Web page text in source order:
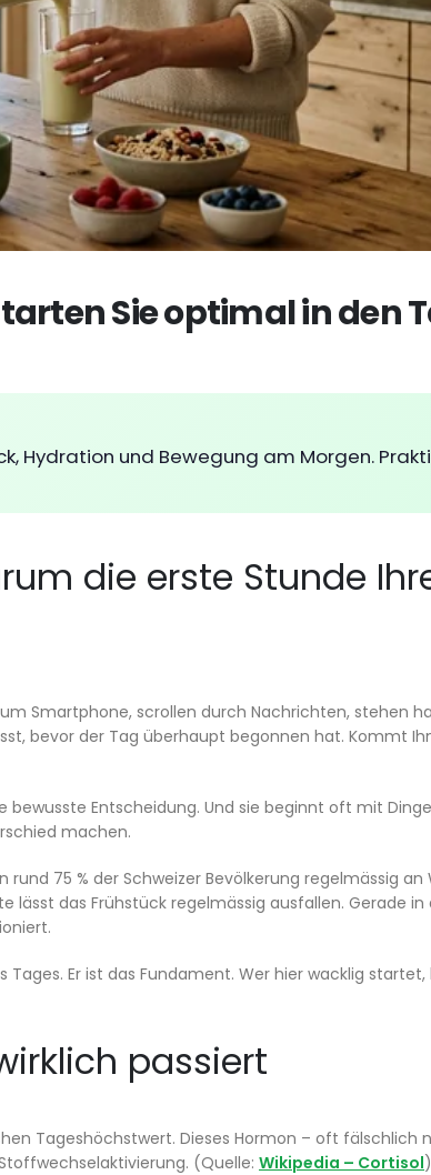
Sie optimal in den
Hydration und Bewegung am Morgen.
die erste Stunde
Smartphone, scrollen durch Nachrichten, stehen
bevor der Tag überhaupt begonnen hat. Kommt
Entscheidung. Und sie beginnt oft mit
machen.
rund 75 % der Schweizer Bevölkerung regelmässig an
lässt das Frühstück regelmässig ausfallen. Gerade in
Er ist das Fundament. Wer hier wacklig
passiert
Tageshöchstwert. Dieses Hormon – oft fälschlich
(Quelle: Wikipedia – Cortisol)